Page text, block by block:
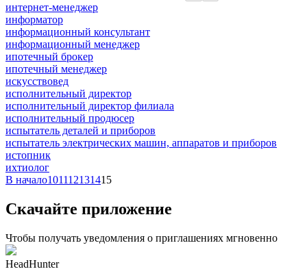
интернет-менеджер
информатор
информационный консультант
информационный менеджер
ипотечный брокер
ипотечный менеджер
искусствовед
исполнительный директор
исполнительный директор филиала
исполнительный продюсер
испытатель деталей и приборов
испытатель электрических машин, аппаратов и приборов
истопник
ихтиолог
В начало101112131415
Скачайте приложение
Чтобы получать уведомления о приглашениях мгновенно
HeadHunter